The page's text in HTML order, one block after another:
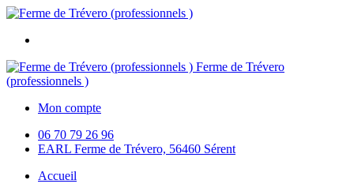
Ferme de Trévero
(professionnels )
Mon compte
06 70 79 26 96
EARL Ferme de Trévero, 56460 Sérent
Accueil